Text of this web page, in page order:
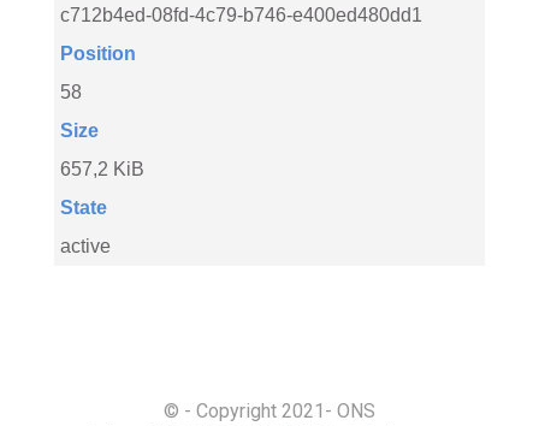
c712b4ed-08fd-4c79-b746-e400ed480dd1
Position
58
Size
657,2 KiB
State
active
© - Copyright 2021 - ONS